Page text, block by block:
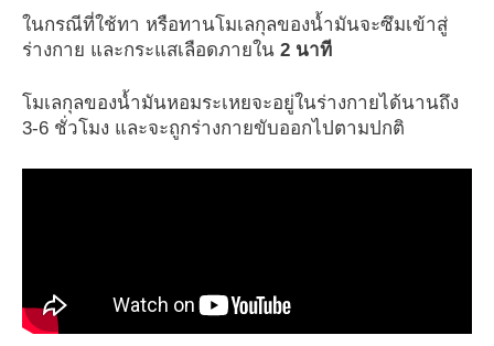
ในกรณีที่ใช้ทา หรือทานโมเลกุลของน้ำมันจะซึมเข้าสู่
ร่างกาย และกระแสเลือดภายใน 2 นาที
โมเลกุลของน้ำมันหอมระเหยจะอยู่ในร่างกายได้นานถึง
3-6 ชั่วโมง และจะถูกร่างกายขับออกไปตามปกติ